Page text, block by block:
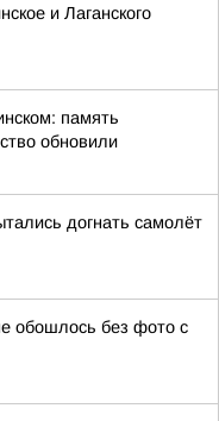
и Лаганского
память
обновили
догнать самолёт
обошлось без фото с